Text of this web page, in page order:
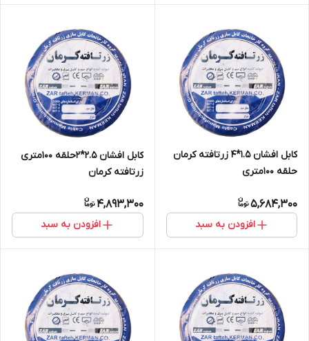
کابل افشان 1.5*4 زرتافته کرمان
حلقه 100متری
5,684,300
افزودن به سبد
کابل افشان 2.5*2حلقه 100متری
زرتافته کرمان
4,893,300
افزودن به سبد